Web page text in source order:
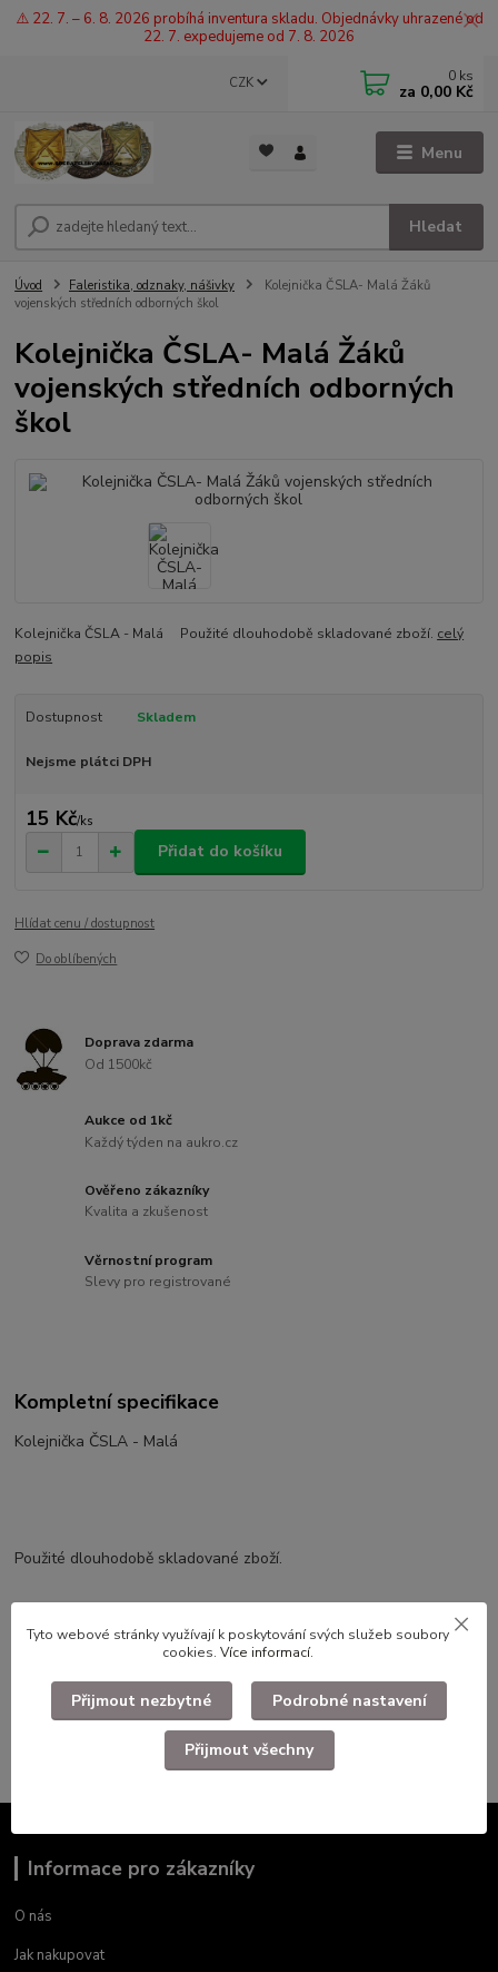
⚠️ 22. 7. – 6. 8. 2026 probíhá inventura skladu. Objednávky uhrazené od
22. 7. expedujeme od 7. 8. 2026
Menu
CZK
Hledat
0 ks
za 0,00 Kč
Úvod Faleristika, odznaky, nášivky
Kolejnička ČSLA- Malá Žáků
vojenských středních odborných škol
Kolejnička ČSLA- Malá Žáků
vojenských středních odborných
škol
Kolejnička ČSLA - Malá Použité dlouhodobě skladované zboží. celý
popis
Dostupnost Skladem
Nejsme plátci DPH
15 Kč/ks
Přidat do košíku
Hlídat cenu / dostupnost
Do oblíbených
Doprava zdarma
Od 1500kč
Aukce od 1kč
Každý týden na aukro.cz
Ověřeno zákazníky
Kvalita a zkušenost
Věrnostní program
Slevy pro registrované
Kompletní specifikace
Kolejnička ČSLA - Malá
Použité dlouhodobě skladované zboží.
Zboží zařazeno v kategoriích
Faleristika, odznaky, nášivky
Odznaky ČSLA, LM, SNB, Svazarm
Informace pro zákazníky
O nás
Jak nakupovat
Tyto webové stránky využívají k poskytování svých služeb soubory
cookies. Více informací.
Přijmout nezbytné Podrobné nastavení
Přijmout všechny